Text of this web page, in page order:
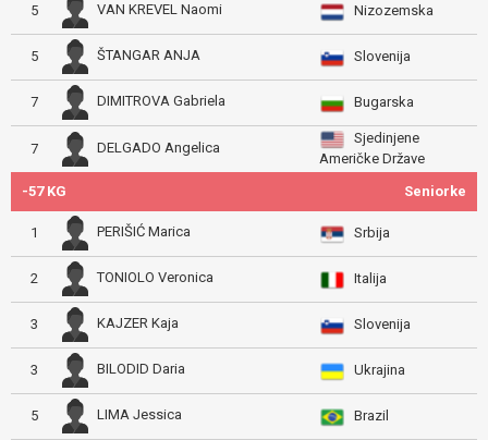
5 VAN KREVEL Naomi Nizozemska
5 ŠTANGAR ANJA Slovenija
7 DIMITROVA Gabriela Bugarska
7 DELGADO Angelica
Sjedinjene
Američke Države
-57 KG Seniorke
1 PERIŠIĆ Marica Srbija
2 TONIOLO Veronica Italija
3 KAJZER Kaja Slovenija
3 BILODID Daria Ukrajina
5 LIMA Jessica Brazil